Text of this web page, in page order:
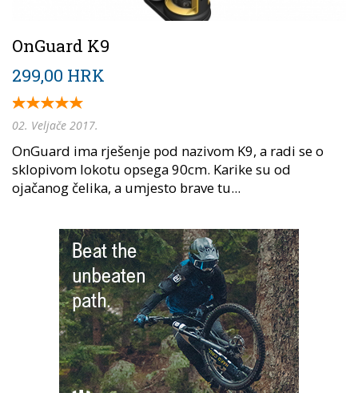
OnGuard K9
299,00 HRK
02. Veljače 2017.
OnGuard ima rješenje pod nazivom K9, a radi se o
sklopivom lokotu opsega 90cm. Karike su od
ojačanog čelika, a umjesto brave tu...